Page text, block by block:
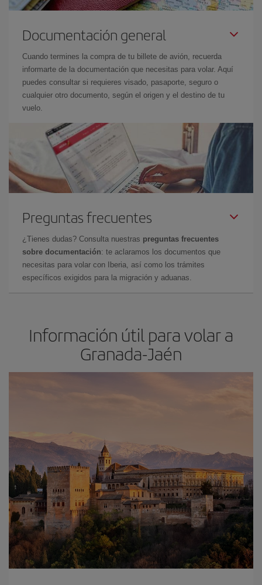
Documentación general
Cuando termines la compra de tu billete de avión, recuerda
informarte de la documentación que necesitas para volar. Aquí
puedes consultar si requieres visado, pasaporte, seguro o
cualquier otro documento, según el origen y el destino de tu
vuelo.
Preguntas frecuentes
¿Tienes dudas? Consulta nuestras preguntas frecuentes
sobre documentación: te aclaramos los documentos que
necesitas para volar con Iberia, así como los trámites
específicos exigidos para la migración y aduanas.
Información útil para volar a
Granada-Jaén